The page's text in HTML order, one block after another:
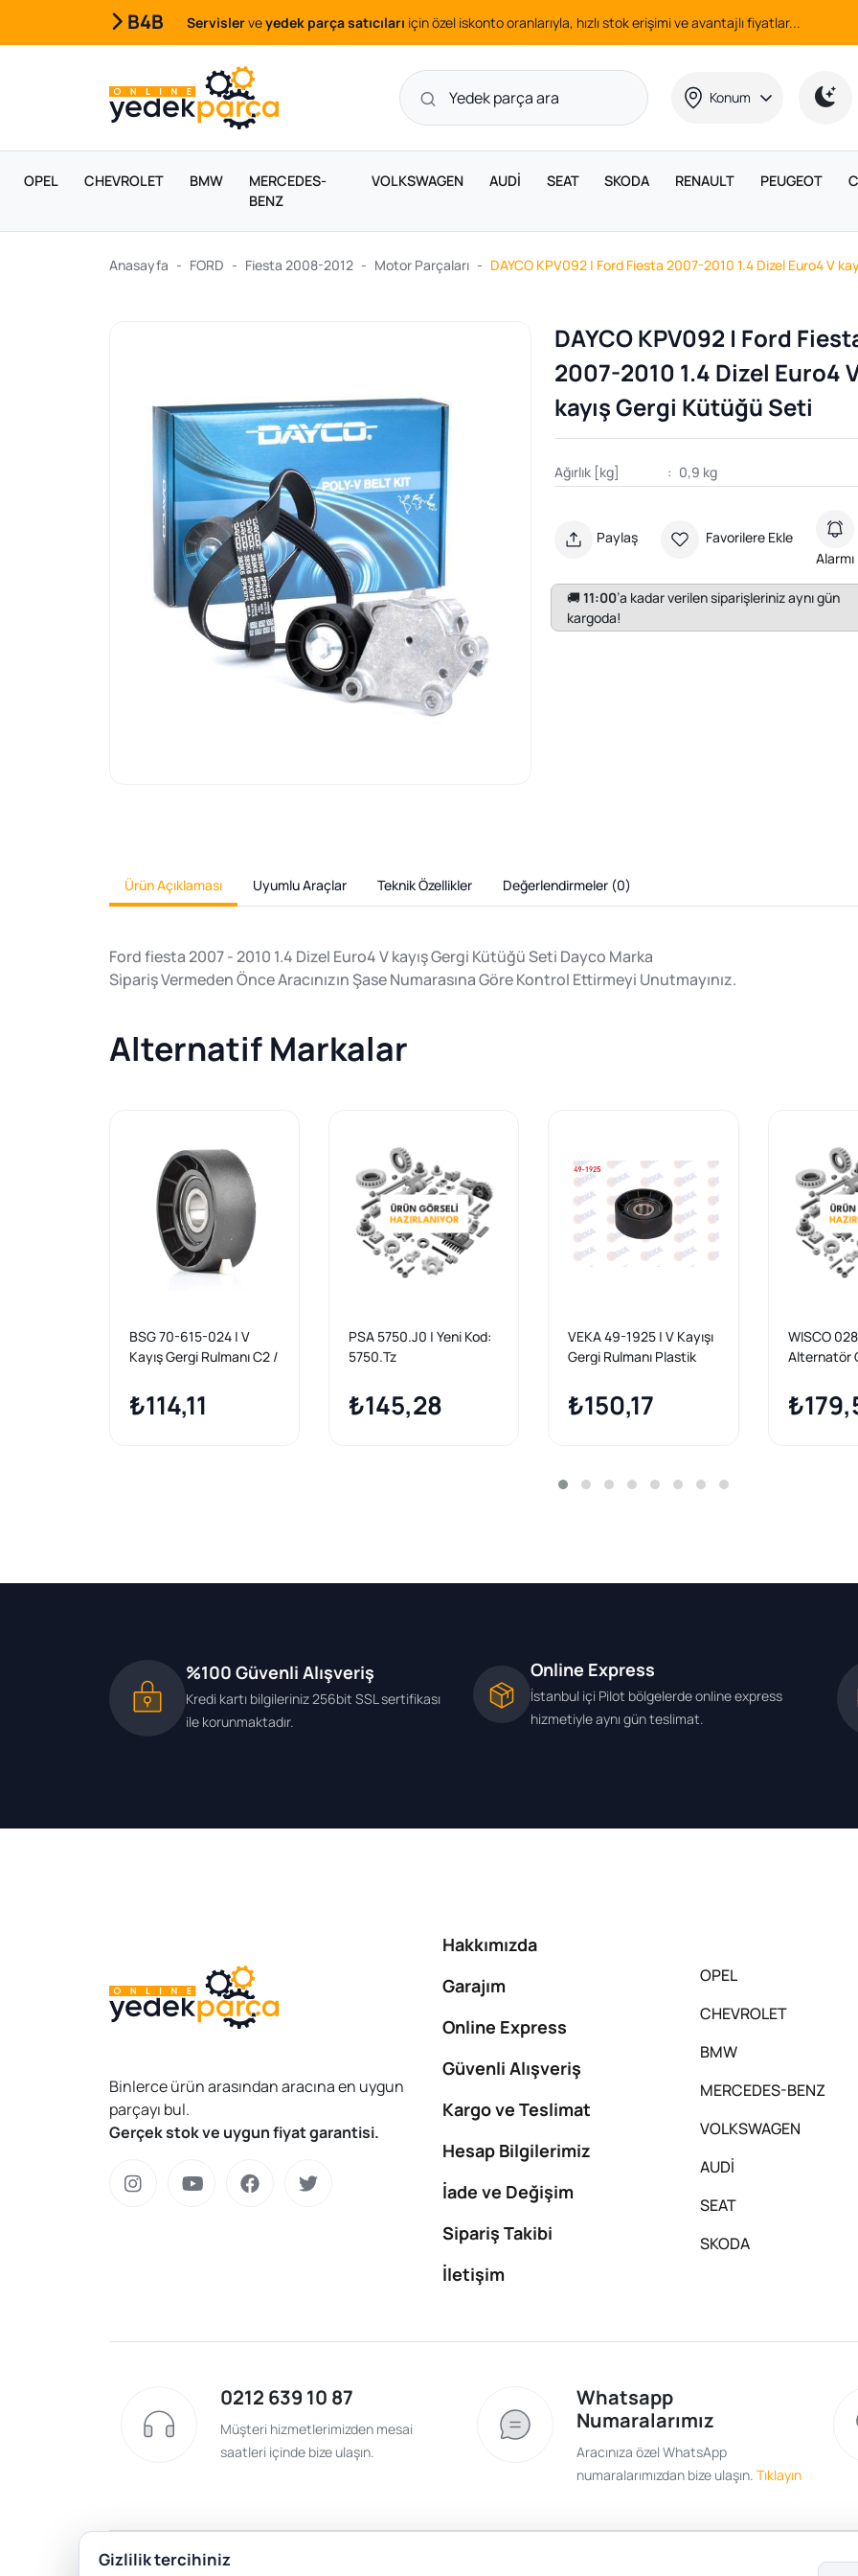
B4B Servislerveyedek parça satıcıları için özel iskonto oranlarıyla, hızlı stok erişimi ve avantajlı fiyatlar...
Konum
OPEL CHEVROLET BMW
MERCEDES-
BENZ
VOLKSWAGEN AUDİ SEAT SKODA RENAULT PEUGEOT
Anasayfa FORD Fiesta 2008-2012 Motor Parçaları DAYCO KPV092 | Ford Fiesta 2007-2010 1.4 Dizel Euro4 V
DAYCO KPV092 | Ford
2007-2010 1.4 Dizel Euro4
kayış Gergi Kütüğü Seti
Ağırlık [kg] : 0,9 kg
Paylaş Favorilere Ekle
Alarmı
🚚11:00’a kadar verilen siparişleriniz aynı gün
kargoda!
Ürün Açıklaması Uyumlu Araçlar Teknik Özellikler Değerlendirmeler (0)
Ford fiesta 2007 - 2010 1.4 Dizel Euro4 V kayış Gergi Kütüğü Seti Dayco Marka
Sipariş Vermeden Önce Aracınızın Şase Numarasına Göre Kontrol Ettirmeyi Unutmayınız.
Alternatif Markalar
BSG 70-615-024 | V
Kayış Gergi Rulmanı C2 /
406 / 407 1.4-1.6 HDI 01
-
₺114,11
PSA 5750.J0 | Yeni Kod:
5750.Tz
₺145,28
VEKA 49-1925 | V Kayışı
Gergi Rulmanı Plastik
1.6 HDI 2008-/ C4 1.4-
1.6 HDI 2004-/ Ford
TDCI 2003-/ Connect-
₺150,17
WISCO
Alternatör
%100 Güvenli Alışveriş
Kredi kartı bilgileriniz 256bit SSL sertifikası
ile korunmaktadır.
Online Express
İstanbul içi Pilot bölgelerde online express
hizmetiyle aynı gün teslimat.
Binlerce ürün arasından aracına en uygun
parçayı bul.
Gerçek stok ve uygun fiyat garantisi.
Hakkımızda
Garajım
Online Express
Güvenli Alışveriş
Kargo ve Teslimat
Hesap Bilgilerimiz
İade ve Değişim
Sipariş Takibi
İletişim
OPEL
CHEVROLET
BMW
MERCEDES-BENZ
VOLKSWAGEN
AUDİ
SEAT
SKODA
0212 639 10 87
Müşteri hizmetlerimizden mesai
saatleri içinde bize ulaşın.
Whatsapp
Numaralarımız
Aracınıza özel WhatsApp
numaralarımızdan bize ulaşın. Tıklayın
Gizlilik tercihiniz